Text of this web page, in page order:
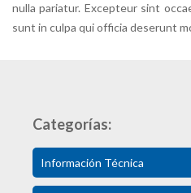
nulla pariatur. Excepteur sint
sunt in culpa qui officia deserunt
Categorías:
Información Técnica